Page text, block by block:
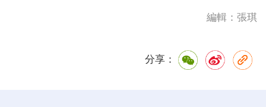
編輯：張琪
分享：